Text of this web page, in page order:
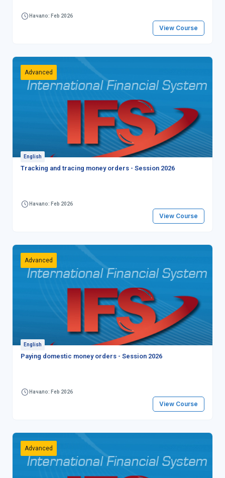
Начало: Feb 2026
View Course
Advanced
English
Tracking and tracing money orders - Session 2026
Начало: Feb 2026
View Course
Advanced
English
Paying domestic money orders - Session 2026
Начало: Feb 2026
View Course
Advanced